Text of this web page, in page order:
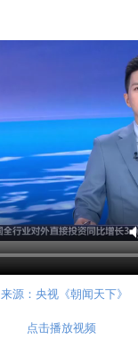
来源：央视《朝闻天下》
点击播放视频